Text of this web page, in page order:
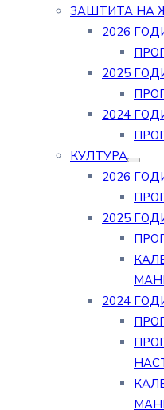
ЗАШТИТА НА
2026
2025
2024
КУЛТУРА
2026
2025
2024